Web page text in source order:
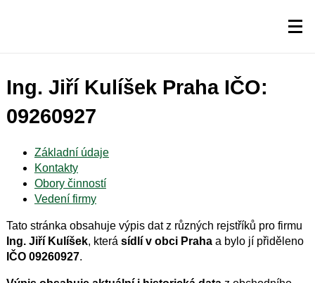
Ing. Jiří Kulíšek Praha IČO:
09260927
Základní údaje
Kontakty
Obory činností
Vedení firmy
Tato stránka obsahuje výpis dat z různých rejstříků pro firmu
Ing. Jiří Kulíšek, která sídlí v obci Prahaa bylo jí přiděleno
IČO 09260927.